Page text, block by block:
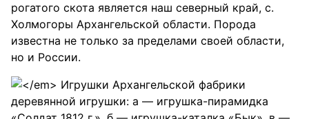
рогатого скота является наш северный край, с.
Холмогоры Архангельской области. Порода
известна не только за пределами своей области,
но и России.